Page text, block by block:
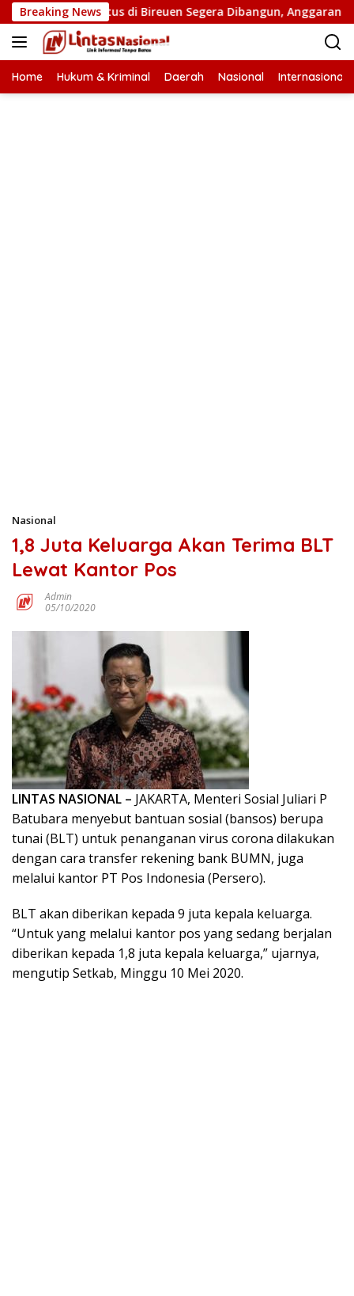
Langsung
ke
konten
Breaking News
Putus di Bireuen Segera Dibangun, Anggaran Capai
Home Hukum & Kriminal Daerah Nasional Internasional
Nasional
1,8 Juta Keluarga Akan Terima BLT
Lewat Kantor Pos
Admin
05/10/2020
LINTAS NASIONAL – JAKARTA, Menteri Sosial Juliari P
Batubara menyebut bantuan sosial (bansos) berupa
tunai (BLT) untuk penanganan virus corona dilakukan
dengan cara transfer rekening bank BUMN, juga
melalui kantor PT Pos Indonesia (Persero).
BLT akan diberikan kepada 9 juta kepala keluarga.
“Untuk yang melalui kantor pos yang sedang berjalan
diberikan kepada 1,8 juta kepala keluarga,” ujarnya,
mengutip Setkab, Minggu 10 Mei 2020.